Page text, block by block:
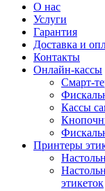
О нас
Услуги
Гарантия
Доставка и
Контакты
Онлайн-кассы
Смарт-
Кассы
Принтеры
этикеток